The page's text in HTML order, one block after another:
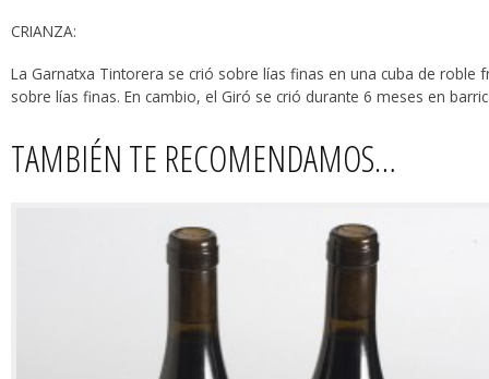
CRIANZA:
La Garnatxa Tintorera se crió sobre lías finas en una cuba de roble
sobre lías finas. En cambio, el Giró se crió durante 6 meses en
TAMBIÉN TE RECOMENDAMOS…